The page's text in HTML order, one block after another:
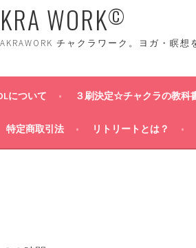
WORK©
チャクラワーク。ヨガ・瞑
について ３刷決定☆チャクラの教科
特定商取引法 リトリートとは？